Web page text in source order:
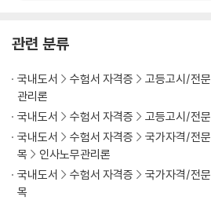
035. 직무기술서(job description) : TDRs
036. 직무명세서(job specification) :
037. 직무기술서(JD)와 직무명세서(JS)의
038. 역량모델링(competency
039. 직무평가 방법의 분류
040. 직무 전문화의 방향
041. 수직적 전문화와 수평적 전문화의 관계
042. 전문화(분업화)의 경제성과 비경제성
043. 전통적 직무설계와 현대적 직무설계
관련 분류
국내도서 수험서 자격증 고등고시/전
관리론
국내도서
수험서 자격증 고등고시/전
국내도서
수험서 자격증 국가자격/전
목
인사노무관리론
국내도서
수험서 자격증 국가자격/전
목